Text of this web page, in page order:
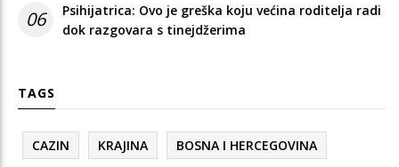
06
Psihijatrica: Ovo je greška koju većina roditelja radi
dok razgovara s tinejdžerima
TAGS
CAZIN KRAJINA BOSNA I HERCEGOVINA